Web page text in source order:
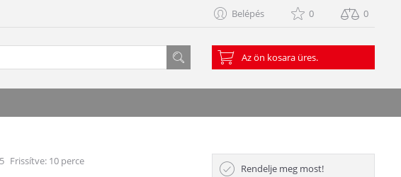
Belépés 0 0
Az ön kosara üres.
Frissítve: 10 perce
Rendelje meg most!